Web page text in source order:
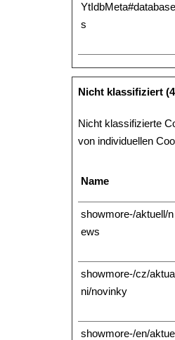
YtIdbMeta#database
s
Nicht klassifiziert
Nicht klassifizierte
von individuellen
Name
showmore-/aktuell/n
ews
showmore-/cz/
ni/novinky
showmore-/en/